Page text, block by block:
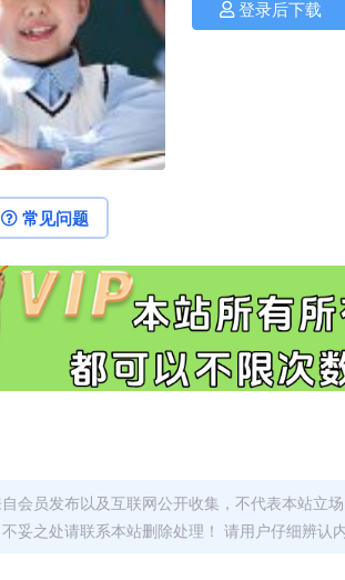
登录后下载
常见问题
会员发布以及互联网公开收集，不代表本站立
妥之处请联系本站删除处理！ 请用户仔细辨认